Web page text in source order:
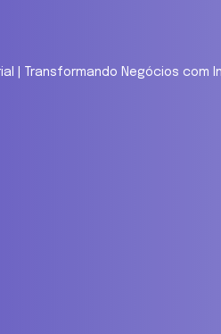
| Transformando Negócios com